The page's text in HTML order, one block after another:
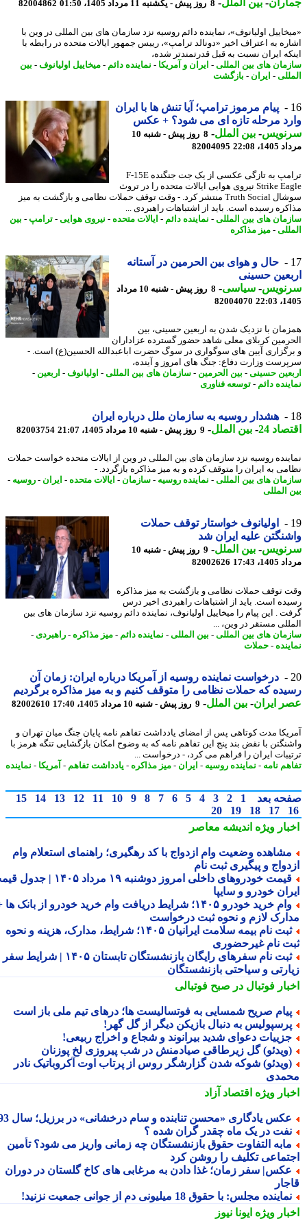
- بین الملل-8 روز پیش - یکشنبه 11 مرداد 1405، 01:50 82004862
اولیانوف»، نماینده دائم روسیه نزد سازمان های بین المللی در وین با
به اعتراف اخیر «دونالد ترامپ»، رییس جمهور ایالات متحده در رابطه با
ایران نسبت به قبل قدرتمندتر شده،
های بین المللی-ایران و آمریکا- نماینده دائم - میخاییل اولیانوف-بین
-ایران - بازگشت
پیام مرموز ترامپ؛ آیا تنش ها با ایران
مرحله تازه ای می شود؟ + عکس
-بین الملل-
8 روز پیش - شنبه 10
22:08
82004095
ترامپ به تازگی عکسی از یک جت جنگنده F-15E
Strike Eagle نیروی هوایی ایالات متحده را در تروث
سوشال Truth Social منتشر کرد. - وقت توقف حملات نظامی و بازگشت به میز
رسیده است. باید از اشتباهات راهبردی ...
های بین المللی-نماینده دائم - ایالات متحده-نیروی هوایی- ترامپ -بین
-میز مذاکره
حال و هوای بین الحرمین در آستانه
حسینی
-سیاسی-
8 روز پیش - شنبه 10 مرداد
82004070
با نزدیک شدن به اربعین حسینی، بین
کربلای معلی شاهد حضور گسترده عزاداران
آیین های سوگواری در سوگ حضرت اباعبدالله الحسین(ع) است. -
وزارت دفاع: جنگ های امروز و آینده،
حسینی-بین الحرمین -سازمان های بین المللی-اولیانوف-اربعین -
دائم - توسعه فناوری
هشدار روسیه به سازمان ملل درباره ایران
24
-بین الملل-9 روز پیش - شنبه 10 مرداد 1405، 21:07 82003754
روسیه نزد سازمان های بین المللی در وین از ایالات متحده خواست حملات
به ایران را متوقف کرده و به میز مذاکره بازگردد. -
های بین المللی-نماینده روسیه-سازمان -ایالات متحده-ایران - روسیه-
المللی
اولیانوف خواستار توقف حملات
علیه ایران شد
-بین الملل-
9 روز پیش - شنبه 10
17:43
82002626
توقف حملات نظامی و بازگشت به میز مذاکره
است. باید از اشتباهات راهبردی اخیر درس
. این پیام را میخاییل اولیانوف، نماینده دائم روسیه نزد سازمان های بین
مستقر در وین، ...
های بین المللی-بین المللی-نماینده دائم - میز مذاکره -راهبردی-
-حملات
درخواست نماینده روسیه از آمریکا درباره ایران: زمان آن
که حملات نظامی را متوقف کنیم و به میز مذاکره برگردیم
ایران- بین الملل-9 روز پیش - شنبه 10 مرداد 1405، 17:40 82002610
مدت کوتاهی پس از امضای یادداشت تفاهم نامه پایان جنگ میان تهران و
با نقض بند پنج این تفاهم نامه که به وضوح امکان بازگشایی تنگه هرمز با
ایران را فراهم می کرد، - درخواست ...
نامه -نماینده روسیه-ایران - میز مذاکره -یادداشت تفاهم-آمریکا- نماینده
بعد 1
2
3
4
5
6
7
8
9
10
11
12
13
14
15
17
18
19
20
ویژهاندیشه معاصر
وضعیت وام ازدواج با کد رهگیری؛ راهنمای استعلام وام
و پیگیری ثبت نام
قیمت خودروهای داخلی امروز دوشنبه ۱۹ مرداد ۱۴۰۵ | جدول قیمت
خودرو و سایپا
وام خرید خودرو ۱۴۰۵؛ شرایط دریافت وام خرید خودرو از بانک ها +
لازم و نحوه ثبت درخواست
ثبت نام بیمه سلامت ایرانیان ۱۴۰۵؛ شرایط، مدارک، هزینه و نحوه
نام غیرحضوری
ثبت نام سفرهای رایگان بازنشستگان تابستان ۱۴۰۵ | شرایط سفر
و سیاحتی بازنشستگان
فوتبال در صبح فوتبالی
صریح شمسایی به فوتسالیست ها؛ درهای تیم ملی باز است
به دنبال بازیکن دیگر از گل گهر!
دعوای شدید بیرانوند و شجاع و اخراج ربیعی!
گل زیرطاقی صیادمنش در شب پیروزی لخ پوزنان
شوکه شدن گزارشگر روس از پرتاب اوت آکروباتیک نادر
ویژهاقتصاد آزاد
یادگاری «محسن تنابنده و سام درخشانی» در برزیل؛ سال 93
در یک ماه چقدر گران شده ؟
التفاوت حقوق بازنشستگان چه زمانی واریز می شود؟ تأمین
تکلیف را روشن کرد
سفر زمان؛ غذا دادن به مرغابی های کاخ گلستان در دوران
مجلس: با حقوق 18 میلیونی دم از جوانی جمعیت نزنید!
ویژهایونا نیوز